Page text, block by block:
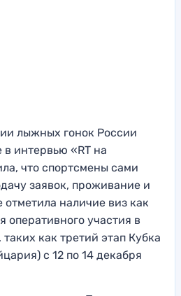
лыжных гонок России
интервью «RT на
что спортсмены сами
заявок, проживание и
наличие виз как
оперативного участия в
как третий этап Кубка
с 12 по 14 декабря